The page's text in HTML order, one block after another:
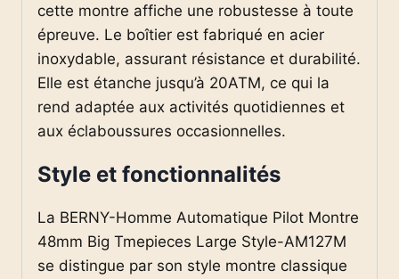
cette montre affiche une robustesse à toute
épreuve. Le boîtier est fabriqué en acier
inoxydable, assurant résistance et durabilité.
Elle est étanche jusqu’à 20ATM, ce qui la
rend adaptée aux activités quotidiennes et
aux éclaboussures occasionnelles.
Style et fonctionnalités
La BERNY-Homme Automatique Pilot Montre
48mm Big Tmepieces Large Style-AM127M
se distingue par son style montre classique